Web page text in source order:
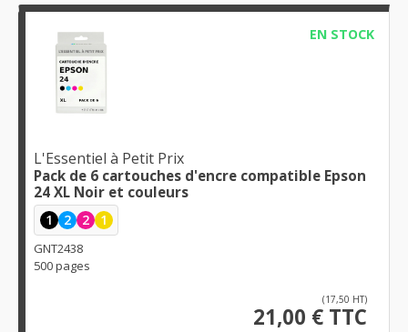
EN STOCK
L'Essentiel à Petit Prix
Pack de 6 cartouches d'encre compatible Epson
24 XL Noir et couleurs
1 2 2 1
GNT2438
500 pages
(17,50 HT)
21,00 € TTC